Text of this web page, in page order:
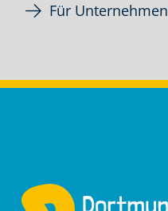
Für Unternehmen